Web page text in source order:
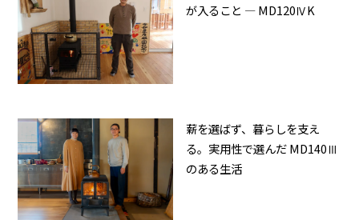
が入ること ― MD120ⅣK
薪を選ばず、暮らしを支え
る。実用性で選んだ MD140Ⅲ
のある生活